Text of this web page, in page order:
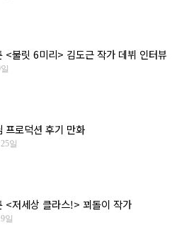
<불릿 6미리> 김도근 작가 데뷔 인터뷰
프로덕션 후기 만화
일
<저세상 클라스!> 꾀돌이 작가
일